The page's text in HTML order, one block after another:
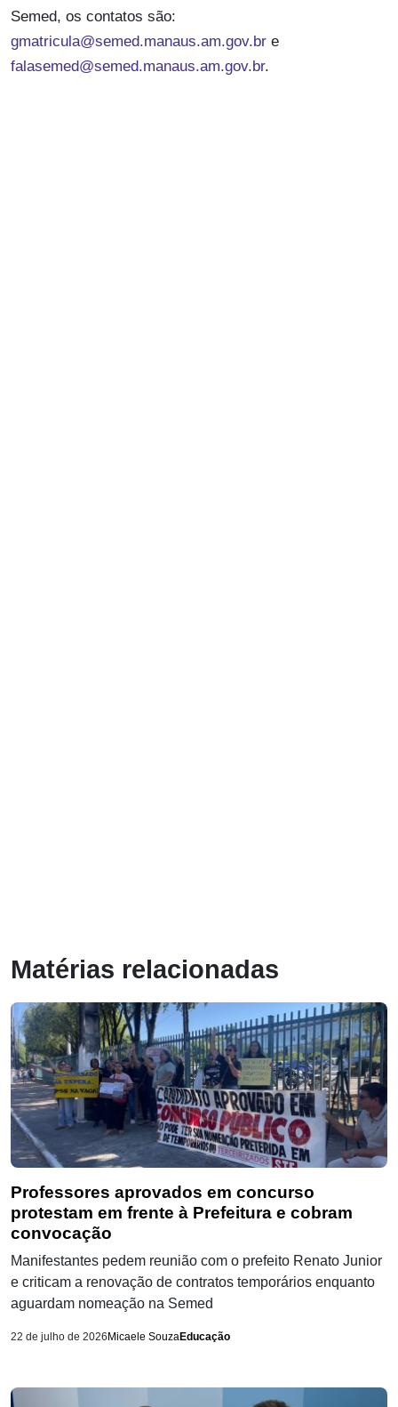
Semed, os contatos são:
gmatricula@semed.manaus.am.gov.br e
falasemed@semed.manaus.am.gov.br.
Matérias relacionadas
Professores aprovados em concurso
protestam em frente à Prefeitura e cobram
convocação
Manifestantes pedem reunião com o prefeito Renato Junior
e criticam a renovação de contratos temporários enquanto
aguardam nomeação na Semed
22 de julho de 2026 Micaele SouzaEducação